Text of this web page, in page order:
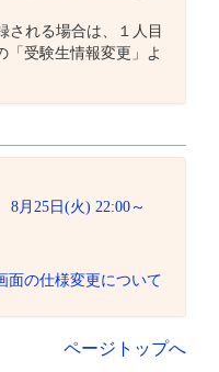
れる場合は、１人目
「受験生情報変更」よ
月25日(火) 22:00～
面の仕様変更について
ページトップへ